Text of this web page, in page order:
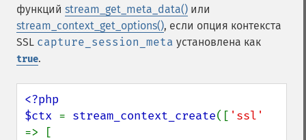
функций stream_get_meta_data() или
stream_context_get_options(), если опция контекста
SSL capture_session_meta установлена как
true.
<?php
$ctx = stream_context_create([
=> [